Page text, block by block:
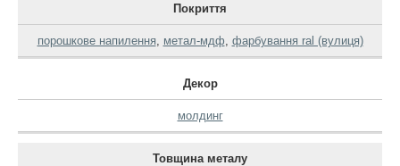
Покриття
порошкове напилення метал-мдф фарбування ral (вулиця)
Декор
молдинг
Товщина металу